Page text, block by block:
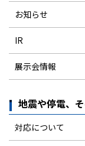
お知らせ
IR
展示会情報
地震や停電、
対応について